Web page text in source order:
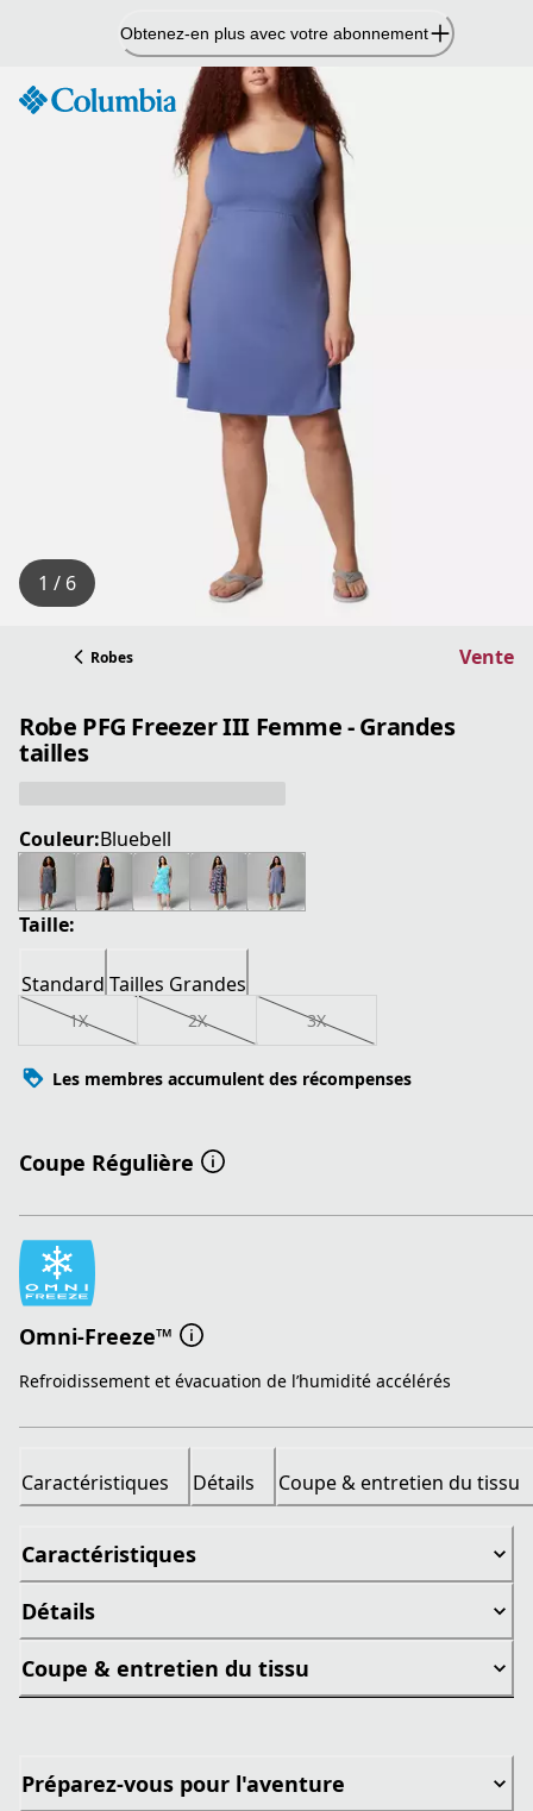
Obtenez-en plus avec votre abonnement
1 / 6
Robes Vente
Robe PFG Freezer III Femme - Grandes
tailles
Couleur:Bluebell
Taille:
Standard Tailles Grandes
1X 2X 3X
Les membres accumulent des récompenses
Coupe Régulière
Omni-Freeze™
Refroidissement et évacuation de l’humidité accélérés
Caractéristiques Détails Coupe & entretien du tissu
Caractéristiques
Détails
Coupe & entretien du tissu
Préparez-vous pour l'aventure